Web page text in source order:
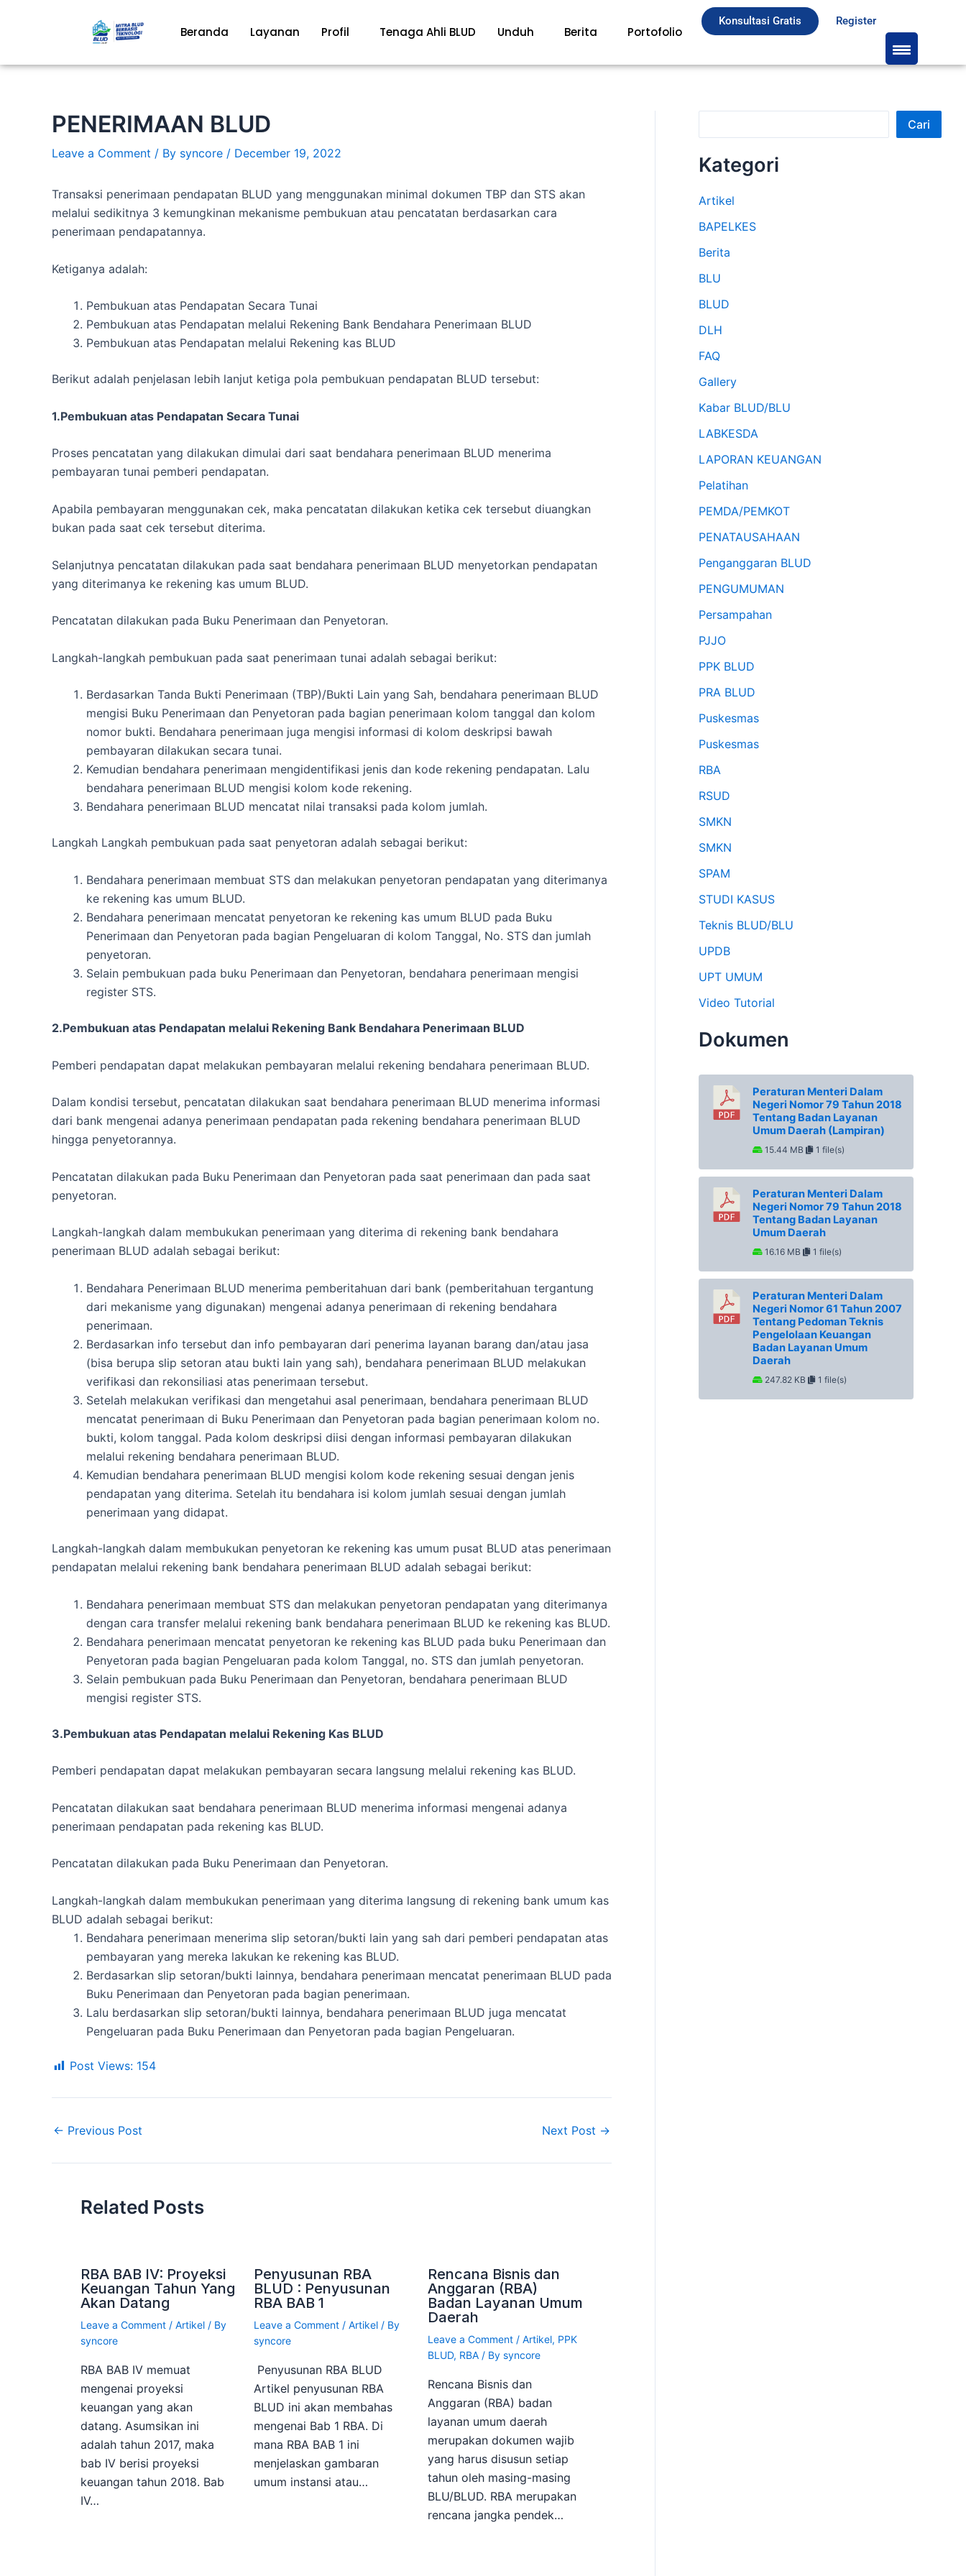
Beranda Layanan Profil Tenaga Ahli BLUD Unduh Berita Portofolio
Konsultasi Gratis Register
PENERIMAAN BLUD
Leave a Comment / By syncore / December 19, 2022
Transaksi penerimaan pendapatan BLUD yang menggunakan minimal dokumen TBP dan STS akan
melalui sedikitnya 3 kemungkinan mekanisme pembukuan atau pencatatan berdasarkan cara
penerimaan pendapatannya.
Ketiganya adalah:
Pembukuan atas Pendapatan Secara Tunai
Pembukuan atas Pendapatan melalui Rekening Bank Bendahara Penerimaan BLUD
Pembukuan atas Pendapatan melalui Rekening kas BLUD
Berikut adalah penjelasan lebih lanjut ketiga pola pembukuan pendapatan BLUD tersebut:
1.Pembukuan atas Pendapatan Secara Tunai
Proses pencatatan yang dilakukan dimulai dari saat bendahara penerimaan BLUD menerima
pembayaran tunai pemberi pendapatan.
Apabila pembayaran menggunakan cek, maka pencatatan dilakukan ketika cek tersebut diuangkan
bukan pada saat cek tersebut diterima.
Selanjutnya pencatatan dilakukan pada saat bendahara penerimaan BLUD menyetorkan pendapatan
yang diterimanya ke rekening kas umum BLUD.
Pencatatan dilakukan pada Buku Penerimaan dan Penyetoran.
Langkah-langkah pembukuan pada saat penerimaan tunai adalah sebagai berikut:
Berdasarkan Tanda Bukti Penerimaan (TBP)/Bukti Lain yang Sah, bendahara penerimaan BLUD
mengisi Buku Penerimaan dan Penyetoran pada bagian penerimaan kolom tanggal dan kolom
nomor bukti. Bendahara penerimaan juga mengisi informasi di kolom deskripsi bawah
pembayaran dilakukan secara tunai.
Kemudian bendahara penerimaan mengidentifikasi jenis dan kode rekening pendapatan. Lalu
bendahara penerimaan BLUD mengisi kolom kode rekening.
Bendahara penerimaan BLUD mencatat nilai transaksi pada kolom jumlah.
Langkah Langkah pembukuan pada saat penyetoran adalah sebagai berikut:
Bendahara penerimaan membuat STS dan melakukan penyetoran pendapatan yang diterimanya
ke rekening kas umum BLUD.
Bendahara penerimaan mencatat penyetoran ke rekening kas umum BLUD pada Buku
Penerimaan dan Penyetoran pada bagian Pengeluaran di kolom Tanggal, No. STS dan jumlah
penyetoran.
Selain pembukuan pada buku Penerimaan dan Penyetoran, bendahara penerimaan mengisi
register STS.
2.Pembukuan atas Pendapatan melalui Rekening Bank Bendahara Penerimaan BLUD
Pemberi pendapatan dapat melakukan pembayaran melalui rekening bendahara penerimaan BLUD.
Dalam kondisi tersebut, pencatatan dilakukan saat bendahara penerimaan BLUD menerima informasi
dari bank mengenai adanya penerimaan pendapatan pada rekening bendahara penerimaan BLUD
hingga penyetorannya.
Pencatatan dilakukan pada Buku Penerimaan dan Penyetoran pada saat penerimaan dan pada saat
penyetoran.
Langkah-langkah dalam membukukan penerimaan yang diterima di rekening bank bendahara
penerimaan BLUD adalah sebagai berikut:
Bendahara Penerimaan BLUD menerima pemberitahuan dari bank (pemberitahuan tergantung
dari mekanisme yang digunakan) mengenai adanya penerimaan di rekening bendahara
penerimaan.
Berdasarkan info tersebut dan info pembayaran dari penerima layanan barang dan/atau jasa
(bisa berupa slip setoran atau bukti lain yang sah), bendahara penerimaan BLUD melakukan
verifikasi dan rekonsiliasi atas penerimaan tersebut.
Setelah melakukan verifikasi dan mengetahui asal penerimaan, bendahara penerimaan BLUD
mencatat penerimaan di Buku Penerimaan dan Penyetoran pada bagian penerimaan kolom no.
bukti, kolom tanggal. Pada kolom deskripsi diisi dengan informasi pembayaran dilakukan
melalui rekening bendahara penerimaan BLUD.
Kemudian bendahara penerimaan BLUD mengisi kolom kode rekening sesuai dengan jenis
pendapatan yang diterima. Setelah itu bendahara isi kolom jumlah sesuai dengan jumlah
penerimaan yang didapat.
Langkah-langkah dalam membukukan penyetoran ke rekening kas umum pusat BLUD atas penerimaan
pendapatan melalui rekening bank bendahara penerimaan BLUD adalah sebagai berikut:
Bendahara penerimaan membuat STS dan melakukan penyetoran pendapatan yang diterimanya
dengan cara transfer melalui rekening bank bendahara penerimaan BLUD ke rekening kas BLUD.
Bendahara penerimaan mencatat penyetoran ke rekening kas BLUD pada buku Penerimaan dan
Penyetoran pada bagian Pengeluaran pada kolom Tanggal, no. STS dan jumlah penyetoran.
Selain pembukuan pada Buku Penerimaan dan Penyetoran, bendahara penerimaan BLUD
mengisi register STS.
3.Pembukuan atas Pendapatan melalui Rekening Kas BLUD
Pemberi pendapatan dapat melakukan pembayaran secara langsung melalui rekening kas BLUD.
Pencatatan dilakukan saat bendahara penerimaan BLUD menerima informasi mengenai adanya
penerimaan pendapatan pada rekening kas BLUD.
Pencatatan dilakukan pada Buku Penerimaan dan Penyetoran.
Langkah-langkah dalam membukukan penerimaan yang diterima langsung di rekening bank umum kas
BLUD adalah sebagai berikut:
Bendahara penerimaan menerima slip setoran/bukti lain yang sah dari pemberi pendapatan atas
pembayaran yang mereka lakukan ke rekening kas BLUD.
Berdasarkan slip setoran/bukti lainnya, bendahara penerimaan mencatat penerimaan BLUD pada
Buku Penerimaan dan Penyetoran pada bagian penerimaan.
Lalu berdasarkan slip setoran/bukti lainnya, bendahara penerimaan BLUD juga mencatat
Pengeluaran pada Buku Penerimaan dan Penyetoran pada bagian Pengeluaran.
Post Views: 154
← Previous Post Next Post →
Related Posts
RBA BAB IV: Proyeksi
Keuangan Tahun Yang
Akan Datang
Leave a Comment / Artikel / By
syncore
RBA BAB IV memuat
mengenai proyeksi
keuangan yang akan
datang. Asumsikan ini
adalah tahun 2017, maka
bab IV berisi proyeksi
keuangan tahun 2018. Bab
IV…
Penyusunan RBA
BLUD : Penyusunan
RBA BAB 1
Leave a Comment /Artikel / By
syncore
Penyusunan RBA BLUD
Artikel penyusunan RBA
BLUD ini akan membahas
mengenai Bab 1 RBA. Di
mana RBA BAB 1 ini
menjelaskan gambaran
umum instansi atau…
Rencana Bisnis dan
Anggaran (RBA)
Badan Layanan Umum
Daerah
Leave a Comment / Artikel, PPK
BLUD, RBA/ By syncore
Rencana Bisnis dan
Anggaran (RBA) badan
layanan umum daerah
merupakan dokumen wajib
yang harus disusun setiap
tahun oleh masing-masing
BLU/BLUD. RBA merupakan
rencana jangka pendek…
S
e
Cari
Kategori
Artikel
BAPELKES
Berita
BLU
BLUD
DLH
FAQ
Gallery
Kabar BLUD/BLU
LABKESDA
LAPORAN KEUANGAN
Pelatihan
PEMDA/PEMKOT
PENATAUSAHAAN
Penganggaran BLUD
PENGUMUMAN
Persampahan
PJJO
PPK BLUD
PRA BLUD
Puskesmas
Puskesmas
RBA
RSUD
SMKN
SMKN
SPAM
STUDI KASUS
Teknis BLUD/BLU
UPDB
UPT UMUM
Video Tutorial
Dokumen
Peraturan Menteri Dalam
Negeri Nomor 79 Tahun 2018
Tentang Badan Layanan
Umum Daerah (Lampiran)
15.44 MB 1 file(s)
Peraturan Menteri Dalam
Negeri Nomor 79 Tahun 2018
Tentang Badan Layanan
Umum Daerah
16.16 MB 1 file(s)
Peraturan Menteri Dalam
Negeri Nomor 61 Tahun 2007
Tentang Pedoman Teknis
Pengelolaan Keuangan
Badan Layanan Umum
Daerah
247.82 KB 1 file(s)